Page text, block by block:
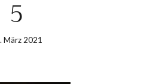
5
März 2021